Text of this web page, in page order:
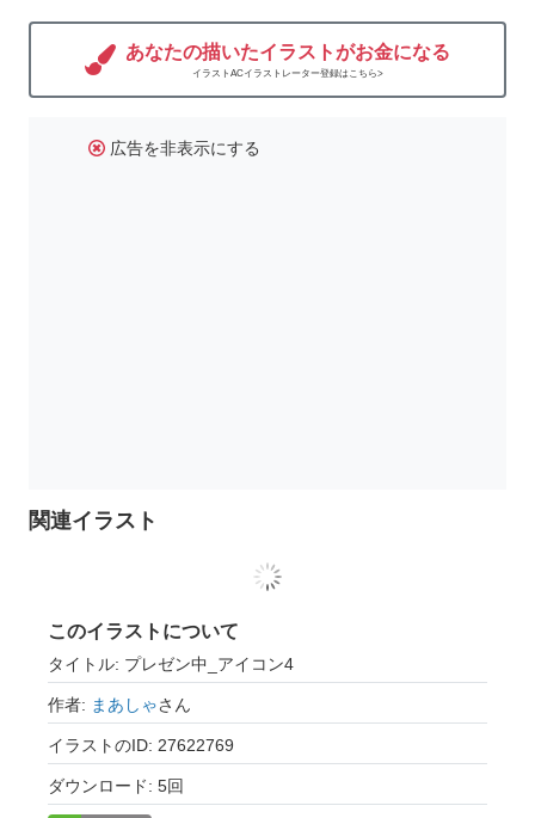
あなたの描いたイラストがお金になる
イラストACイラストレーター登録はこちら>
広告を非表示にする
関連イラスト
このイラストについて
タイトル: プレゼン中_アイコン4
作者: まあしゃさん
イラストのID: 27622769
ダウンロード: 5回